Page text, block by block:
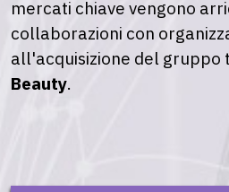
mercati chiave vengono
collaborazioni con
all'acquisizione del gruppo
Beauty.